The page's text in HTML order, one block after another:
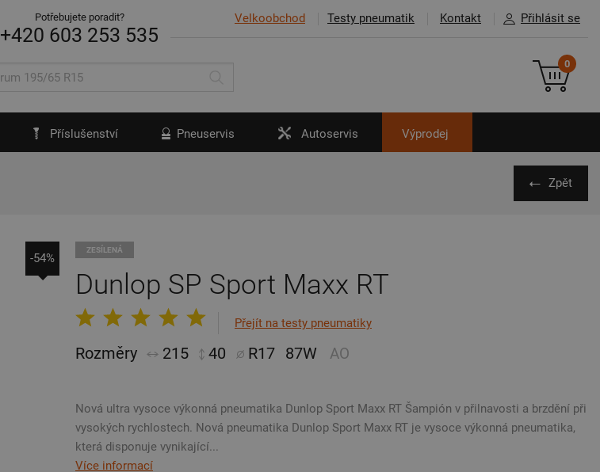
Velkoobchod Testy pneumatik Kontakt Přihlásit se
Potřebujete poradit?
+420 603 253 535
0
Příslušenství Pneuservis Autoservis Výprodej
Zpět
ZESÍLENÁ
Dunlop SP Sport Maxx RT
Přejít na testy pneumatiky
Rozměry 215 40 R17 87W AO
Nová ultra vysoce výkonná pneumatika Dunlop Sport Maxx RT Šampión v přilnavosti a brzdění při
vysokých rychlostech. Nová pneumatika Dunlop Sport Maxx RT je vysoce výkonná pneumatika,
která disponuje vynikající...
Více informací
-54%